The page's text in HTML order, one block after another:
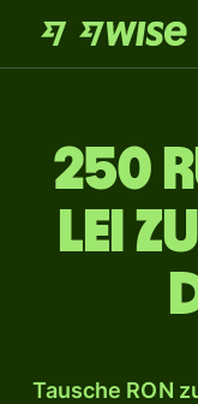
250
Lei
Tausche RON